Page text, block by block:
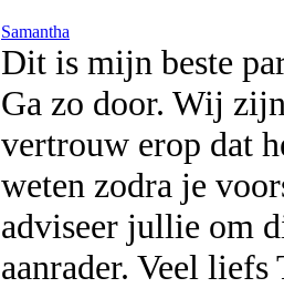
Samantha
Dit is mijn beste
Ga zo door. Wij
vertrouw erop dat
weten zodra je
adviseer jullie om
aanrader. Veel liefs